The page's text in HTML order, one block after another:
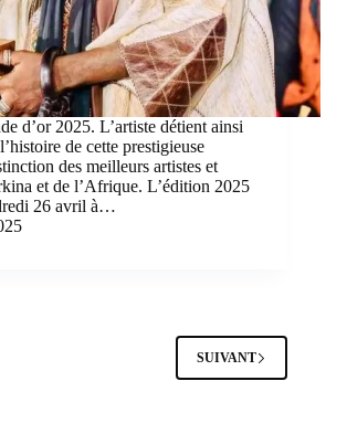
d’or 2025. L’artiste détient ainsi
de cette prestigieuse
des meilleurs artistes et
et de l’Afrique. L’édition 2025
26 avril à…
SUIVANT